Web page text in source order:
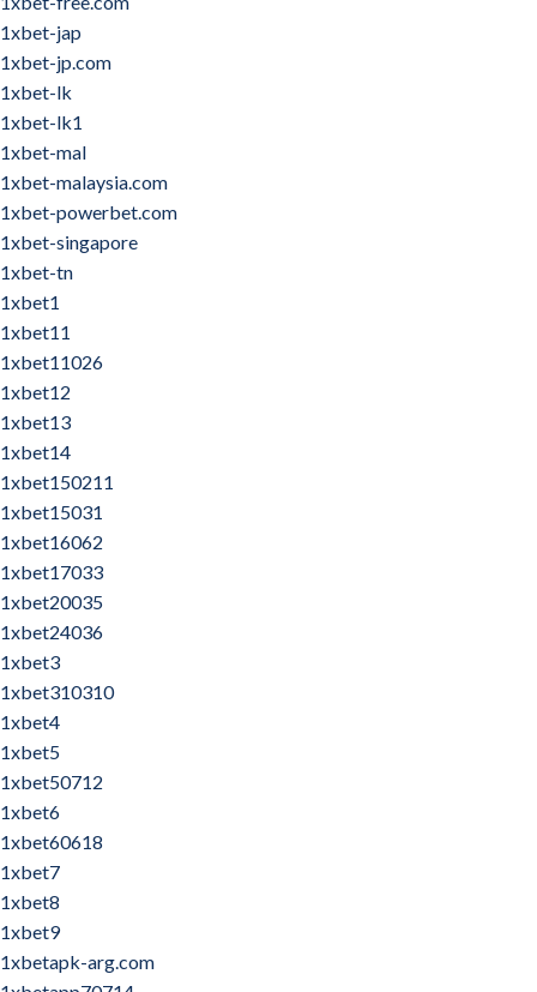
1xbet-jap
1xbet-jp.com
1xbet-lk
1xbet-lk1
1xbet-mal
1xbet-malaysia.com
1xbet-powerbet.com
1xbet-singapore
1xbet-tn
1xbet1
1xbet11
1xbet11026
1xbet12
1xbet13
1xbet14
1xbet150211
1xbet15031
1xbet16062
1xbet17033
1xbet20035
1xbet24036
1xbet3
1xbet310310
1xbet4
1xbet5
1xbet50712
1xbet6
1xbet60618
1xbet7
1xbet8
1xbet9
1xbetapk-arg.com